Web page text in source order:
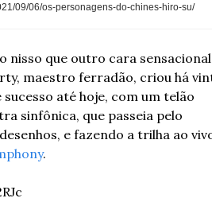
09/06/os-personagens-do-chines-hiro-su/
nisso que outro cara sensacional
maestro ferradão, criou há
até hoje, com um telão
sinfônica, que passeia pelo
e fazendo a trilha ao
.